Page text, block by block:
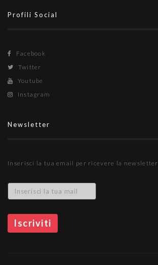
Profili Social
Facebook
Twitter
Youtube
Instagram
Newsletter
Inserisci la tua email per ricevere la newsletter